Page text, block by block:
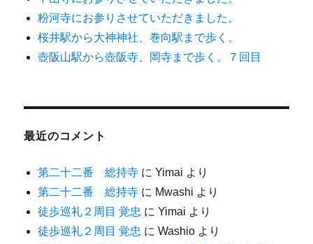
粉河寺にお参りさせていただきました。
桜井駅から大神神社、巻向駅まで歩く。
壺阪山駅から壺阪寺、岡寺まで歩く。７回目
最近のコメント
第二十二番 総持寺 にYimai より
第二十二番 総持寺 に Mwashi より
徒歩巡礼２周目 覚忠 にYimai より
徒歩巡礼２周目 覚忠 にWashio より